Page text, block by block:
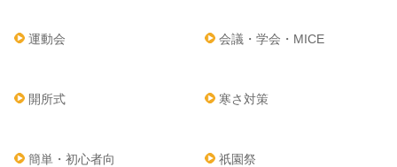
運動会 会議・学会・MICE
開所式 寒さ対策
簡単・初心者向 祇園祭